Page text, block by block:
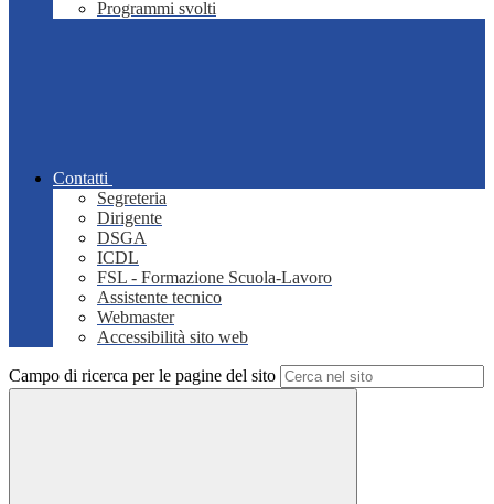
Programmi svolti
Contatti
Segreteria
Dirigente
DSGA
ICDL
FSL - Formazione Scuola-Lavoro
Assistente tecnico
Webmaster
Accessibilità sito web
Campo di ricerca per le pagine del sito